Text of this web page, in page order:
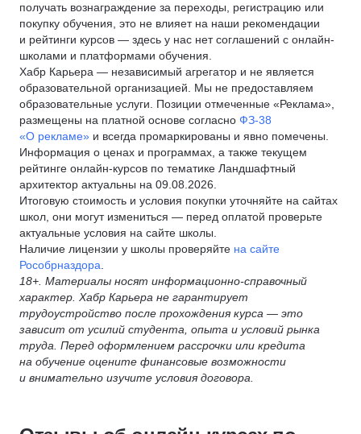
получать вознаграждение за переходы, регистрацию или
покупку обучения, это не влияет на наши рекомендации
и рейтинги курсов — здесь у нас нет соглашений с онлайн-
школами и платформами обучения.
Хабр Карьера — независимый агрегатор и не является
образовательной организацией. Мы не предоставляем
образовательные услуги. Позиции отмеченные «Реклама»,
размещены на платной основе согласно ФЗ-38
«О рекламе» и всегда промаркированы и явно помечены.
Информация о ценах и программах, а также текущем
рейтинге онлайн-курсов по тематике Ландшафтный
архитектор актуальны на 09.08.2026.
Итоговую стоимость и условия покупки уточняйте на сайтах
школ, они могут измениться — перед оплатой проверьте
актуальные условия на сайте школы.
Наличие лицензии у школы проверяйте на сайте
Рособрназдора
18+. Материалы носят информационно-справочный
характер. Хабр Карьера не гарантирует
трудоустройство после прохождения курса — это
зависит от усилий студента, опыта и условий рынка
труда. Перед оформлением рассрочки или кредита
на обучение оцените финансовые возможности
и внимательно изучите условия договора.